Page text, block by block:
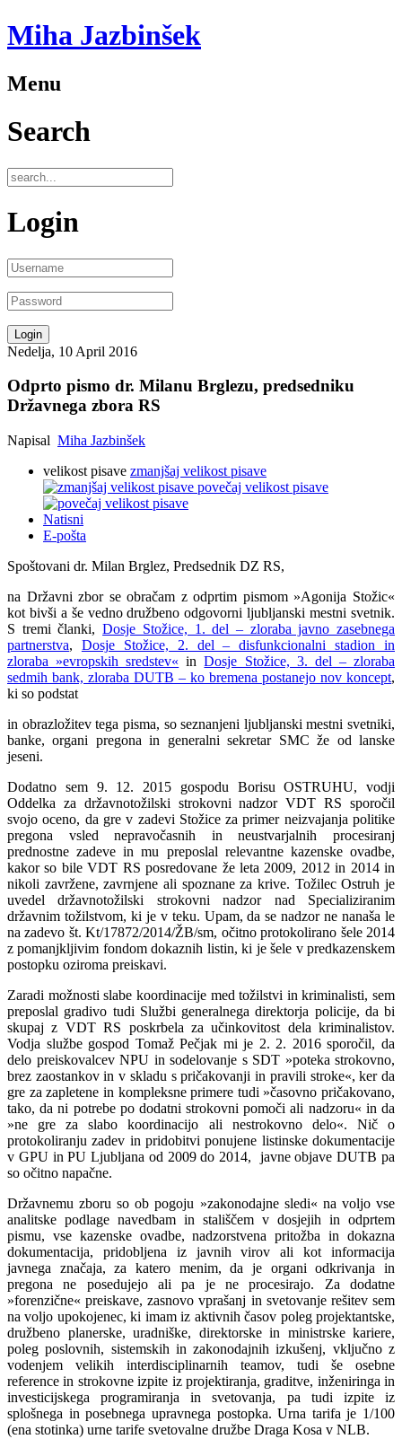
Miha Jazbinšek
Menu
Search
Login
Nedelja, 10 April 2016
Odprto pismo dr. Milanu Brglezu, predsedniku
Državnega zbora RS
Napisal Miha Jazbinšek
velikost pisave zmanjšaj velikost pisave
povečaj velikost pisave
Natisni
E-pošta
Spoštovani dr. Milan Brglez, Predsednik DZ RS,
na Državni zbor se obračam z odprtim pismom »Agonija Stožic«
kot bivši a še vedno družbeno odgovorni ljubljanski mestni svetnik.
S tremi članki,Dosje Stožice, 1. del – zloraba javno zasebnega
partnerstva, Dosje Stožice, 2. del – disfunkcionalni stadion in
zloraba »evropskih sredstev« inDosje Stožice, 3. del – zloraba
sedmih bank, zloraba DUTB – ko bremena postanejo nov koncept,
ki so podstat
in obrazložitev tega pisma, so seznanjeni ljubljanski mestni svetniki,
banke, organi pregona in generalni sekretar SMC že od lanske
jeseni.
Dodatno sem 9. 12. 2015 gospodu Borisu OSTRUHU, vodji
Oddelka za državnotožilski strokovni nadzor VDT RS sporočil
svojo oceno, da gre v zadevi Stožice za primer neizvajanja politike
pregona vsled nepravočasnih in neustvarjalnih procesiranj
prednostne zadeve in mu preposlal relevantne kazenske ovadbe,
kakor so bile VDT RS posredovane že leta 2009, 2012 in 2014 in
nikoli zavržene, zavrnjene ali spoznane za krive. Tožilec Ostruh je
uvedel državnotožilski strokovni nadzor nad Specializiranim
državnim tožilstvom, ki je v teku. Upam, da se nadzor ne nanaša le
na zadevo št. Kt/17872/2014/ŽB/sm, očitno protokolirano šele 2014
z pomanjkljivim fondom dokaznih listin, ki je šele v predkazenskem
postopku oziroma preiskavi.
Zaradi možnosti slabe koordinacije med tožilstvi in kriminalisti, sem
preposlal gradivo tudi Službi generalnega direktorja policije, da bi
skupaj z VDT RS poskrbela za učinkovitost dela kriminalistov.
Vodja službe gospod Tomaž Pečjak mi je 2. 2. 2016 sporočil, da
delo preiskovalcev NPU in sodelovanje s SDT »poteka strokovno,
brez zaostankov in v skladu s pričakovanji in pravili stroke«, ker da
gre za zapletene in kompleksne primere tudi »časovno pričakovano,
tako, da ni potrebe po dodatni strokovni pomoči ali nadzoru« in da
»ne gre za slabo koordinacijo ali nestrokovno delo«. Nič o
protokoliranju zadev in pridobitvi ponujene listinske dokumentacije
v GPU in PU Ljubljana od 2009 do 2014, javne objave DUTB pa
so očitno napačne.
Državnemu zboru so ob pogoju »zakonodajne sledi« na voljo vse
analitske podlage navedbam in stališčem v dosjejih in odprtem
pismu, vse kazenske ovadbe, nadzorstvena pritožba in dokazna
dokumentacija, pridobljena iz javnih virov ali kot informacija
javnega značaja, za katero menim, da je organi odkrivanja in
pregona ne posedujejo ali pa je ne procesirajo. Za dodatne
»forenzične« preiskave, zasnovo vprašanj in svetovanje rešitev sem
na voljo upokojenec, ki imam iz aktivnih časov poleg projektantske,
družbeno planerske, uradniške, direktorske in ministrske kariere,
poleg poslovnih, sistemskih in zakonodajnih izkušenj, vključno z
vodenjem velikih interdisciplinarnih teamov, tudi še osebne
reference in strokovne izpite iz projektiranja, graditve, inženiringa in
investicijskega programiranja in svetovanja, pa tudi izpite iz
splošnega in posebnega upravnega postopka. Urna tarifa je 1/100
(ena stotinka) urne tarife svetovalne družbe Draga Kosa v NLB.